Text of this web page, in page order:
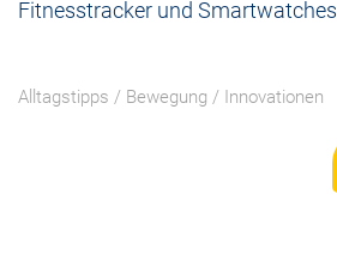
Fitnesstracker und Smartwatches
Alltagstipps / Bewegung / Innovationen